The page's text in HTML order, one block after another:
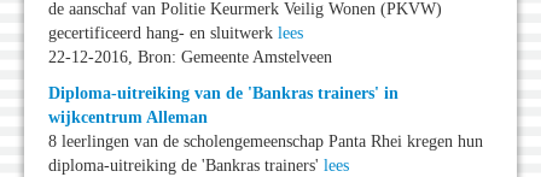
de aanschaf van Politie Keurmerk Veilig Wonen (PKVW)
gecertificeerd hang- en sluitwerk lees
22-12-2016, Bron: Gemeente Amstelveen
Diploma-uitreiking van de 'Bankras trainers' in
wijkcentrum Alleman
8 leerlingen van de scholengemeenschap Panta Rhei kregen hun
diploma-uitreiking de 'Bankras trainers' lees